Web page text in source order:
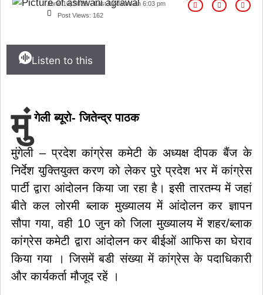
June 10, 2025 Last Updated on 6:03 pm
Post Views: 162
Listen to this
मुं गेली ब्यूरो- जितेन्द्र पाठक
मुंगेली – प्रदेश कांग्रेस कमेटी के अध्यक्ष दीपक बैंज के
निर्देश युक्तियुक्त करण को लेकर पुरे प्रदेश भर में कांग्रेस
पार्टी द्वारा आंदोलन किया जा रहा है। इसी तारतम्य में जहां
बीते कल लोरमी ब्लाक मुख्यालय में आंदोलन कर ज्ञापन
सौपा गया, वही 10 जुन को जिला मुख्यालय में शहर/ब्लाक
कांग्रेस कमेटी द्वारा आंदोलन कर बीईओं आफिस का घेराव
किया गया । जिसमें बडी संख्या में कांग्रेस के पदाधिकारी
और कार्यकर्ता मौजूद रहें ।